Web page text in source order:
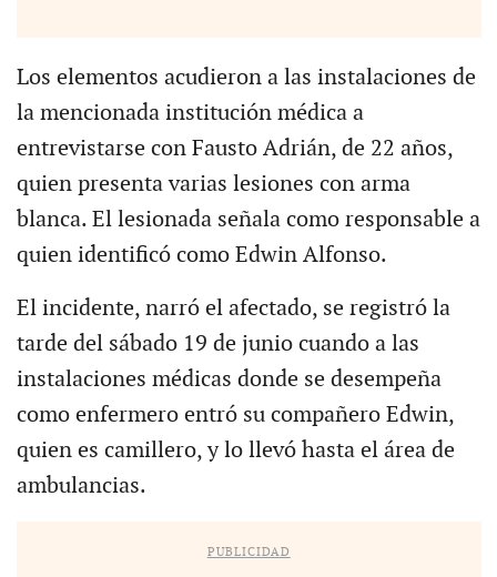
Los elementos acudieron a las instalaciones de
la mencionada institución médica a
entrevistarse con Fausto Adrián, de 22 años,
quien presenta varias lesiones con arma
blanca. El lesionada señala como responsable a
quien identificó como Edwin Alfonso.
El incidente, narró el afectado, se registró la
tarde del sábado 19 de junio cuando a las
instalaciones médicas donde se desempeña
como enfermero entró su compañero Edwin,
quien es camillero, y lo llevó hasta el área de
ambulancias.
PUBLICIDAD